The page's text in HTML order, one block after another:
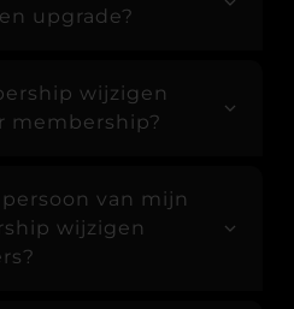
upgrade?
wijzigen
membership?
van mijn
wijzigen